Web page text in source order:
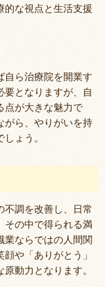
的な視点と生活支援
自ら治療院を開業す
要となりますが、自
点が大きな魅力で
がら、やりがいを持
ょう。
不調を改善し、日常
その中で得られる満
業ならではの人間関
や「ありがとう」
動力となります。